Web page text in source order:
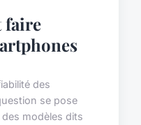
faire
des
se pose
modèles dits